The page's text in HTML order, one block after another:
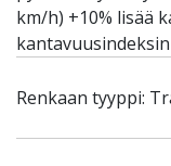
km/h) +10% lisää
Renkaan tyyppi: